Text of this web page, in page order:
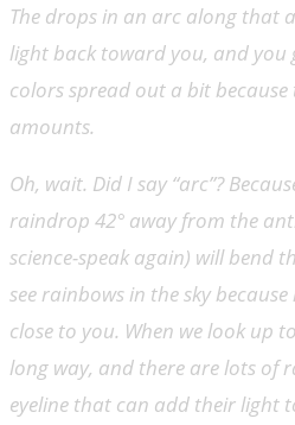
The drops in an arc along that
light back toward you, and
colors spread out a bit
amounts.
Oh, wait. Did I say “arc”?
raindrop 42° away from the
science-speak again) will bend
see rainbows in the sky
close to you. When we look up
long way, and there are lots of
eyeline that can add their light